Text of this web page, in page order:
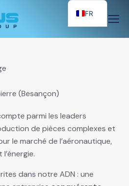
(Besançon)
parmi les leaders
de pièces complexes et
le marché de l’aéronautique,
dans notre ADN : une
FR